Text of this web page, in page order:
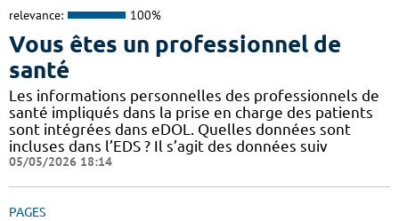
relevance: 100%
Vous êtes un professionnel de
santé
Les informations personnelles des professionnels de
santé impliqués dans la prise en charge des patients
sont intégrées dans eDOL. Quelles données sont
incluses dans l’EDS ? Il s’agit des données suiv
05/05/2026 18:14
PAGES